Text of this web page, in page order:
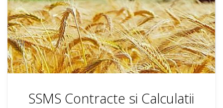
SSMS Contracte si Calculatii